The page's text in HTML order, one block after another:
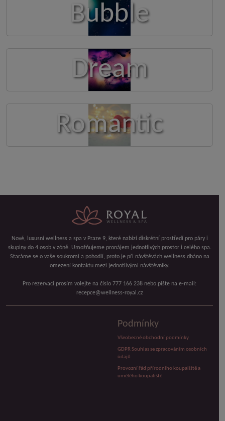
Bubble
Dream
Romantic
Nové, luxusní wellness a spa v Praze 9, které nabízí diskrétní prostředí pro páry i
skupiny do 4 osob v zóně. Umožňujeme pronájem jednotlivých prostor i celého spa.
Staráme se o vaše soukromí a pohodlí, proto je při návštěvách wellness dbáno na
omezení kontaktu mezi jednotlivými návštěvníky.
Pro rezervaci prosím volejte na číslo 777 166 238 nebo pište na e-mail:
recepce@wellness-royal.cz
Podmínky
Všeobecné obchodní podmínky
GDPR Souhlas se zpracováním osobních
údajů
Provozní řád přírodního koupaliště a
umělého koupaliště